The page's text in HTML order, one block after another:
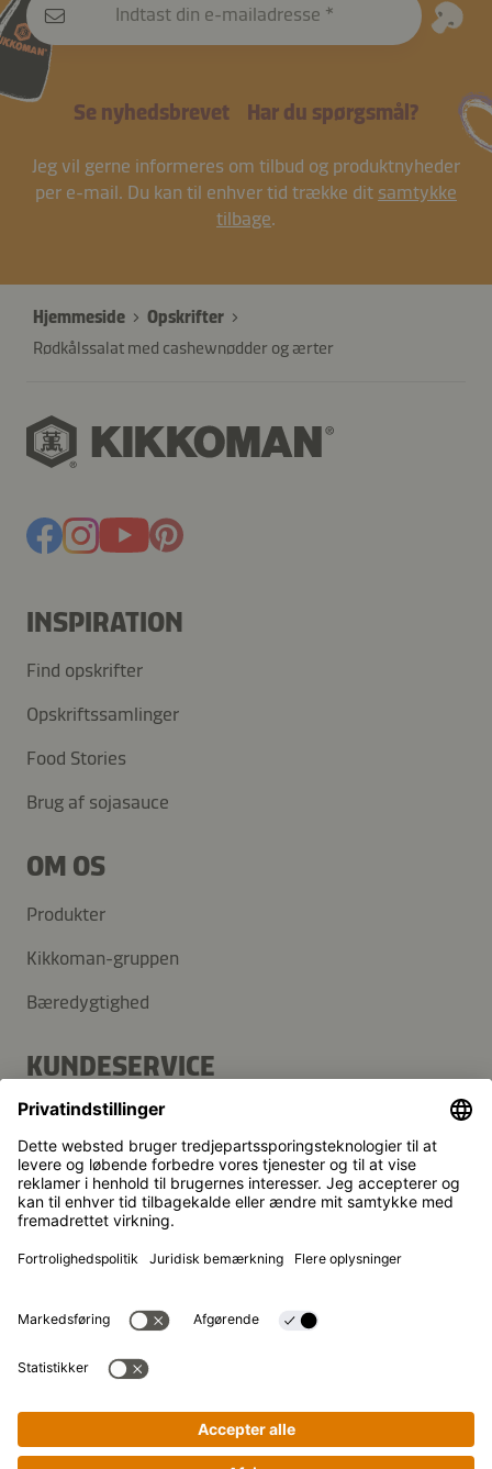
Indtast din e-mailadresse
Se nyhedsbrevet Har du spørgsmål?
Jeg vil gerne informeres om tilbud og produktnyheder
per e-mail. Du kan til enhver tid trække dit samtykke
tilbage.
Hjemmeside
Opskrifter
Rødkålssalat med cashewnødder og ærter
INSPIRATION
Find opskrifter
Opskriftssamlinger
Food Stories
Brug af sojasauce
OM OS
Produkter
Kikkoman-gruppen
Bæredygtighed
KUNDESERVICE
FAQ
Kontakt
Nyhedsbrev
© Kikkoman Trading Europe GmbH 2023 – 2026
Theodorstraße 180, 40472 Düsseldorf, Germany
Registreret ved byretten i Düsseldorf (Amtsgericht
Privatindstillinger
Juridisk tekst
Privatlivspolitik